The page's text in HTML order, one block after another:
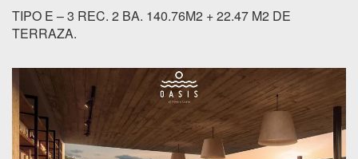
TIPO E – 3 REC. 2 BA. 140.76M2 + 22.47 M2 DE
TERRAZA.